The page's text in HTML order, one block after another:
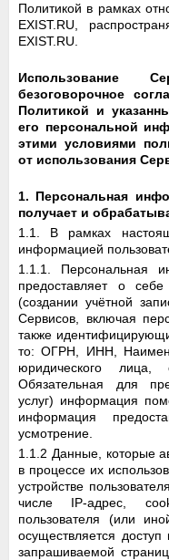
Политикой в рамках
EXIST.RU,
EXIST.RU.
Использование
безоговорочное
Политикой и
его персональной
этими условиями
от использования
1. Персональная
получает и
1.1. В рамках
информацией
1.1.1. Персональная
предоставляет о
(создании учётной
Сервисов, включая
также
то: ОГРН, ИНН,
юридического лица,
Обязательная для
услуг) информация
информация
усмотрение.
1.1.2 Данные, которые
в процессе их
устройстве
числе IP-адрес,
пользователя (или
осуществляется
запрашиваемой